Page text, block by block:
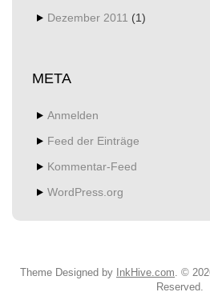
Dezember 2011 (1)
META
Anmelden
Feed der Einträge
Kommentar-Feed
WordPress.org
Theme Designed by InkHive.com ©
Reserved.